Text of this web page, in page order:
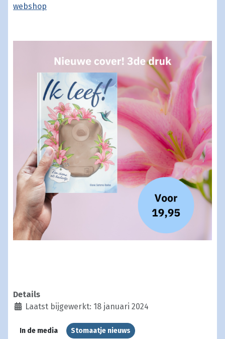
webshop
Details
Laatst bijgewerkt: 18 januari 2024
In de media Stomaatje nieuws